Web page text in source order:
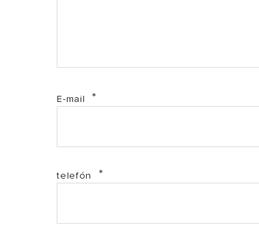
MAN Obsluha - GENUS ALTEAS ONE (PDF, 3.61 mb)
MAN Rychlé uvedení do provozu - GENUS ALTES
E-mail
telefón